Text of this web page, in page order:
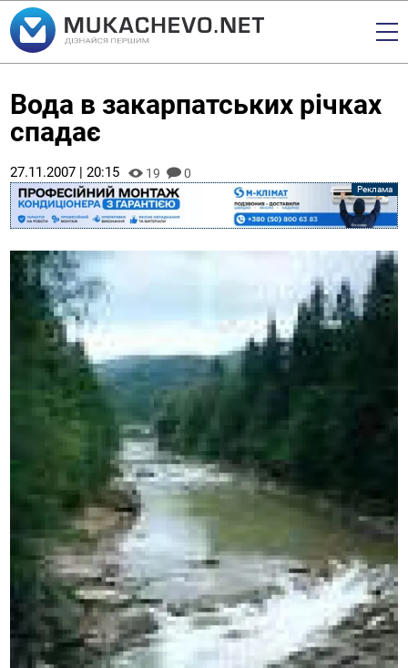
Вода в закарпатських річках
спадає
27.11.2007 | 20:15 19 0